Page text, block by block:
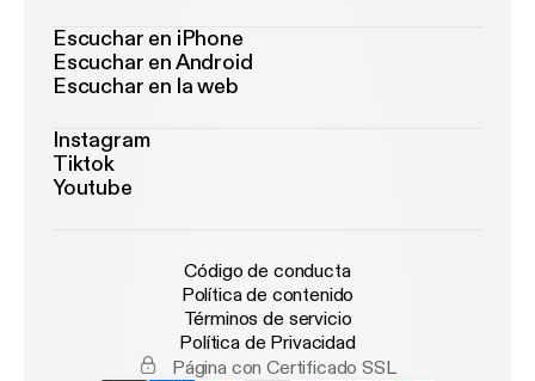
Escuchar en iPhone
Escuchar en Android
Escuchar en la web
Instagram
Tiktok
Youtube
Código de conducta
Política de contenido
Términos de servicio
Política de Privacidad
Página con Certificado SSL